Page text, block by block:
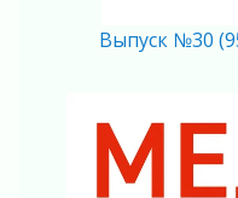
Память, сталь и
04 августа 2026
Никакого
согласие
Выпуск №30